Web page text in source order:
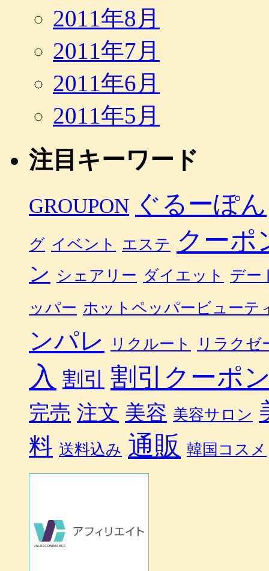
2011年8月
2011年7月
2011年6月
2011年5月
注目キーワード
GROUPON ぐるーぽん
グ イベント エステ クーポ
ン シェアリー ダイエット
デー
ッパー ホットペッパービューテ
ンパレ リクルート リラクゼ
入 割引 割引クーポ
完売 注文 美容 美容サロン
料 送料込み 通販 韓国コスメ